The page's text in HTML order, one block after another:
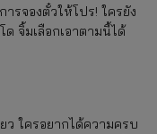
ารจองตั๋วให้โปร! ใครยัง
ด จิ้มเลือกเอาตามนี้ได้
ว ใครอยากได้ความครบ